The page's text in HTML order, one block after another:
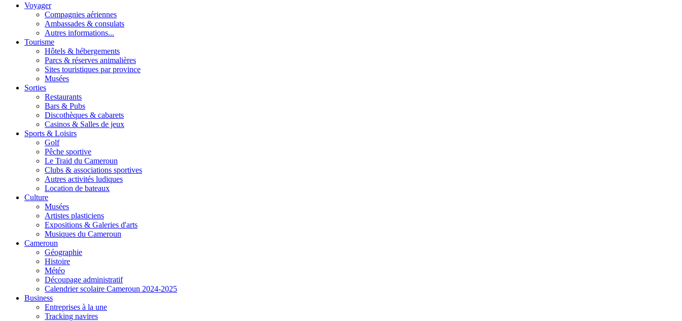
Voyager
Compagnies aériennes
Ambassades & consulats
Autres informations...
Tourisme
Hôtels & hébergements
Parcs & réserves animalières
Sites touristiques par province
Musées
Sorties
Restaurants
Bars & Pubs
Discothèques & cabarets
Casinos & Salles de jeux
Sports & Loisirs
Golf
Pêche sportive
Le Traid du Cameroun
Clubs & associations sportives
Autres activités ludiques
Location de bateaux
Culture
Musées
Artistes plasticiens
Expositions & Galeries d'arts
Musiques du Cameroun
Cameroun
Géographie
Histoire
Météo
Découpage administratif
Calendrier scolaire Cameroun 2024-2025
Business
Entreprises à la une
Tracking navires